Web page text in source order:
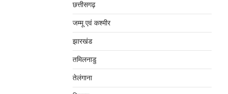
छत्तीसगढ़
जम्‍मू एवं कश्‍मीर
झारखंड
तमिलनाडु
तेलंगाना